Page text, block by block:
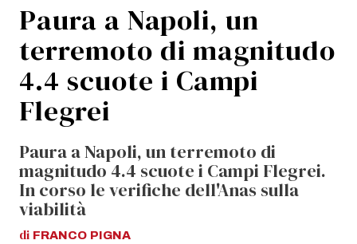
Paura a Napoli, un
terremoto di magnitudo
4.4 scuote i Campi
Flegrei
Paura a Napoli, un terremoto di
magnitudo 4.4 scuote i Campi Flegrei.
In corso le verifiche dell'Anas sulla
viabilità
di FRANCO PIGNA